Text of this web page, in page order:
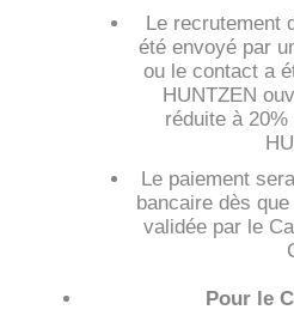
Le recrutement
été envoyé par
ou le contact a
HUNTZEN
réduite à
Le paiement
bancaire dès
validée par le
Pour le